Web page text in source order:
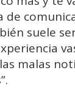
de
suele
malas